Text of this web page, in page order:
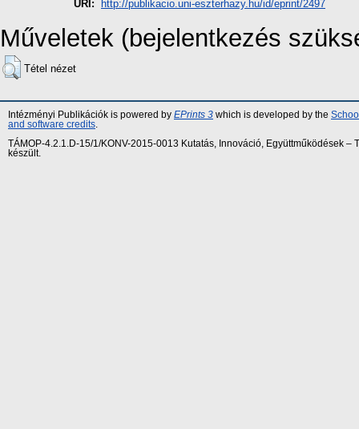
URI:
http://publikacio.uni-eszterhazy.hu/id/eprint/2497
Műveletek (bejelentkezés
Tétel nézet
Intézményi Publikációk is powered by EPrints 3 which is developed by the
and software credits
TÁMOP-4.2.1.D-15/1/KONV-2015-0013 Kutatás, Innováció, Együttműködések
készült.